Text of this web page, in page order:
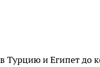
Турцию и Египет до